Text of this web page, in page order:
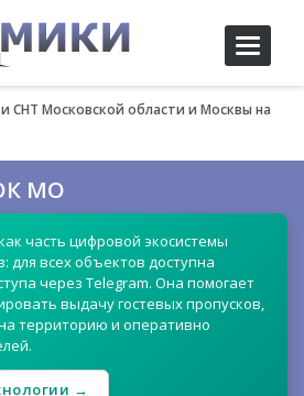
Toggle
СНТ Московской области и Москвы на
МО
часть цифровой экосистемы
для всех объектов доступна
через Telegram. Она помогает
выдачу гостевых пропусков,
территорию и оперативно
→